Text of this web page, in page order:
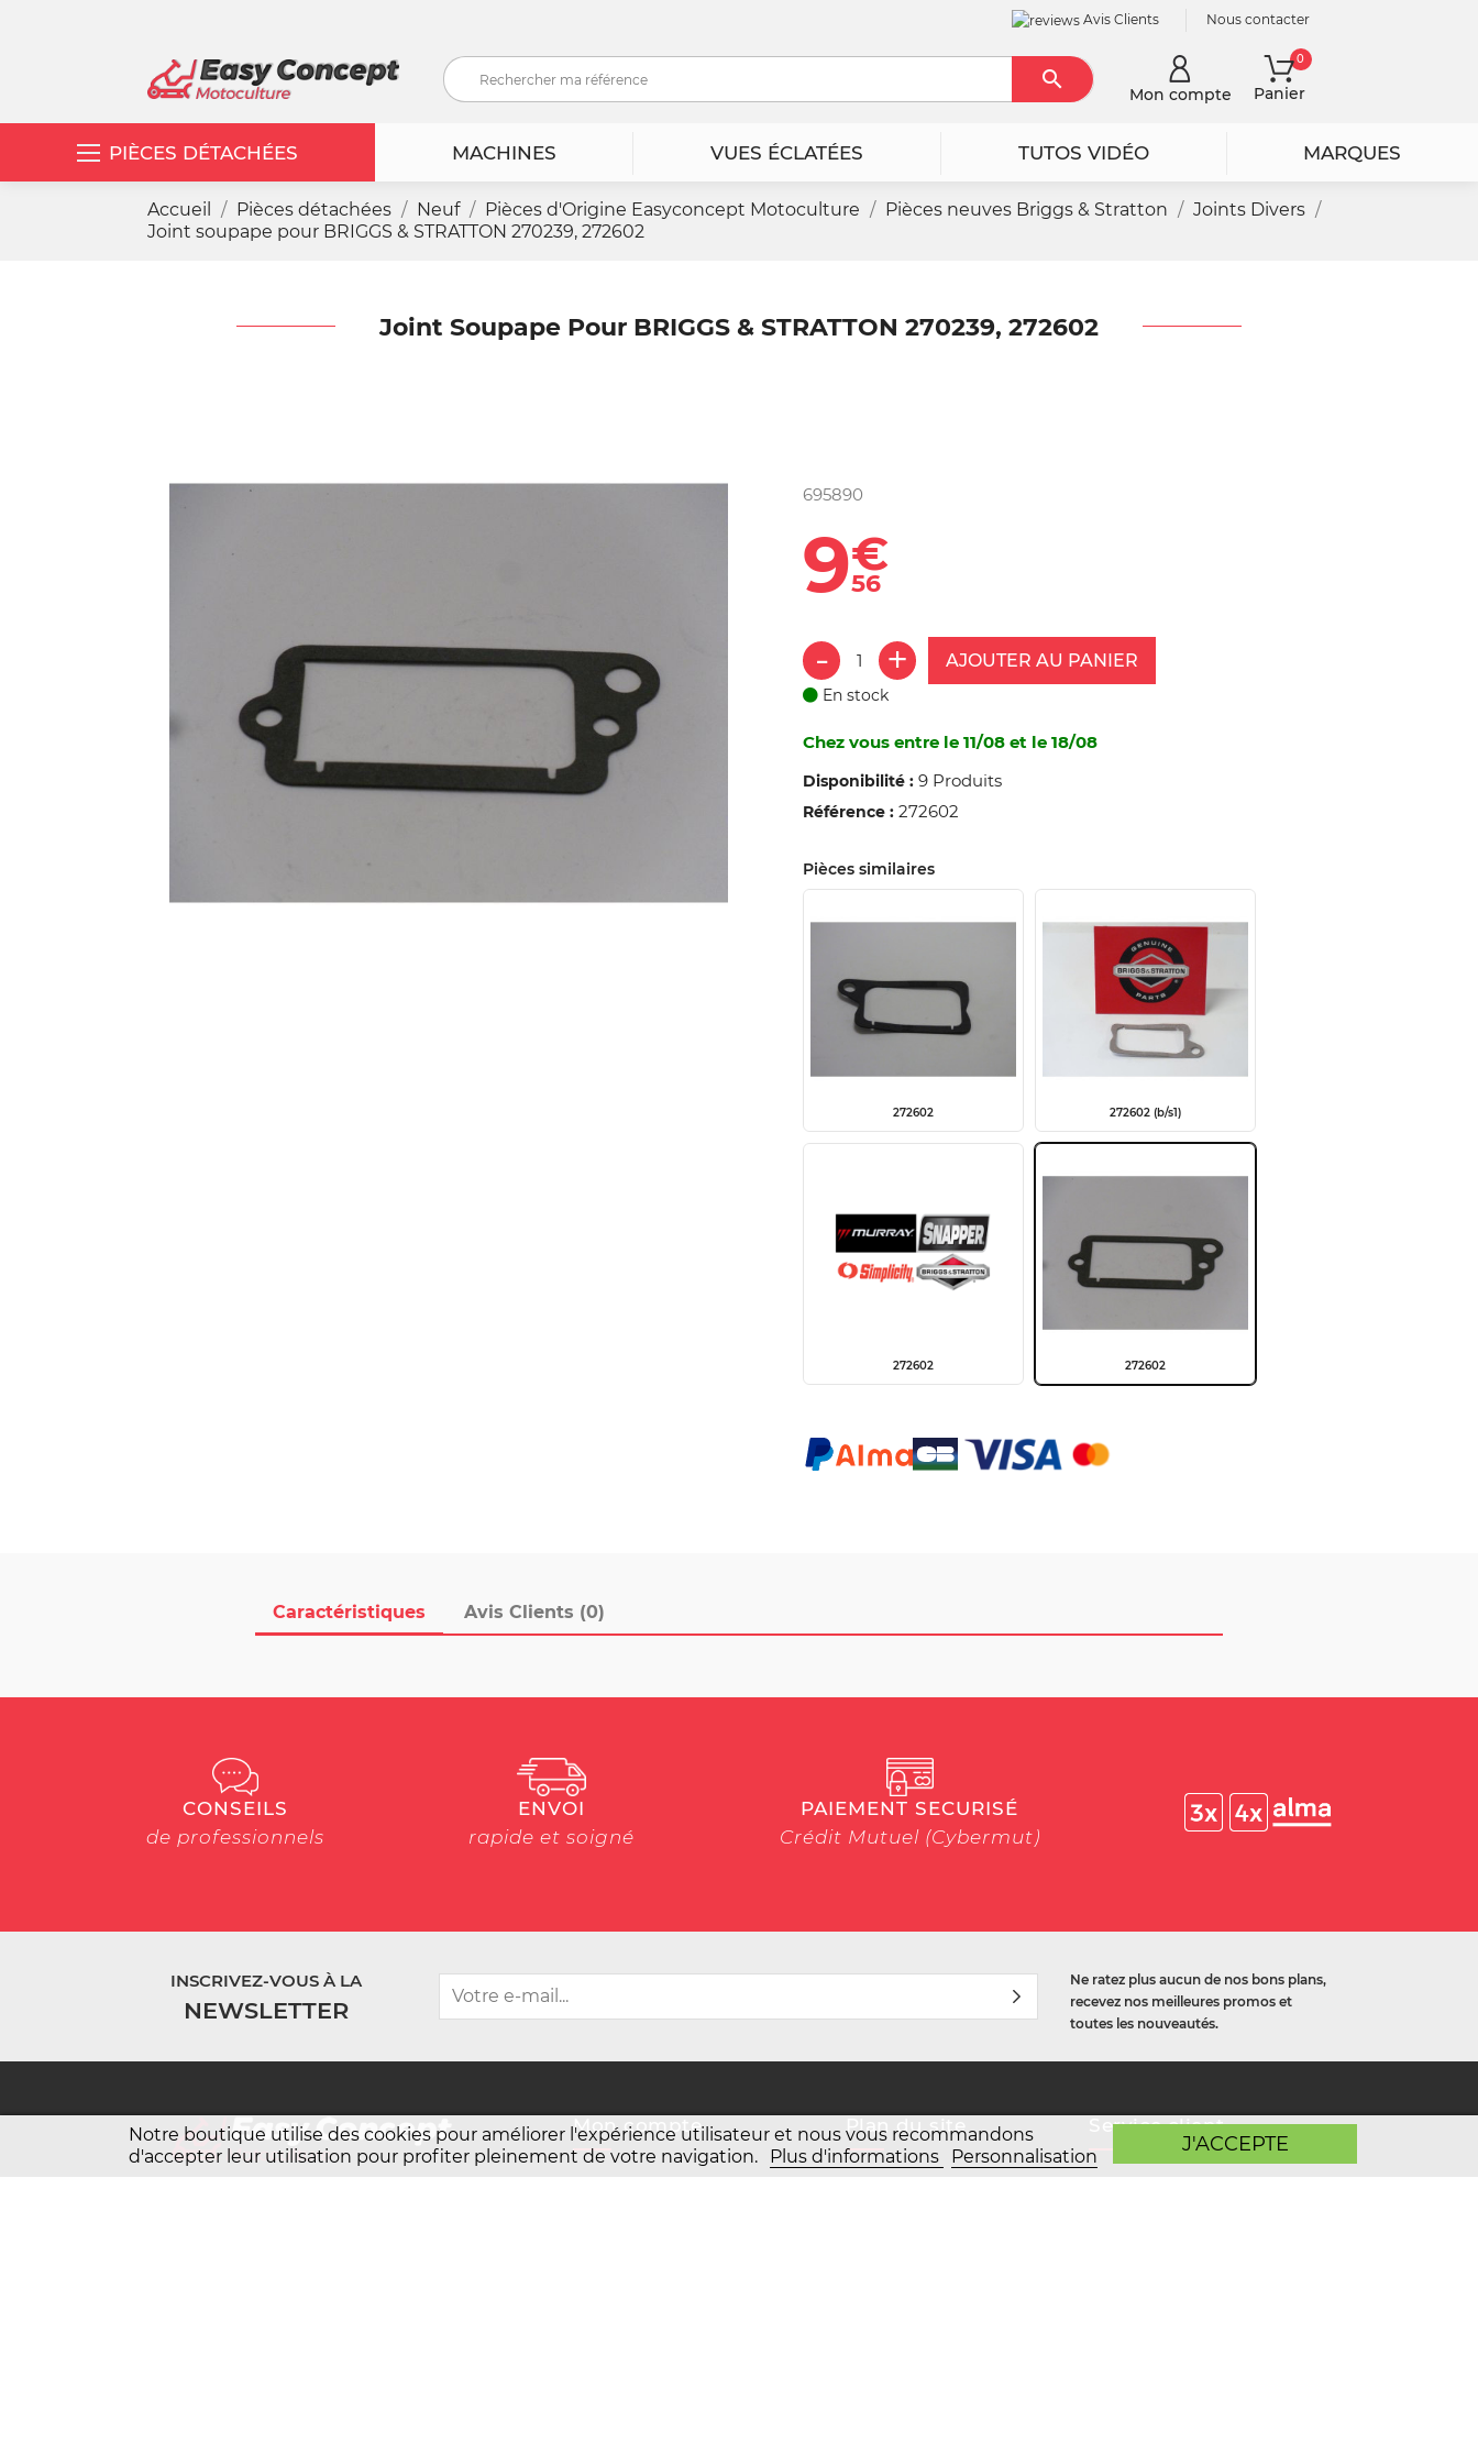
Notre boutique utilise des cookies pour améliorer l'expérience utilisateur et nous vous recommandons
d'accepter leur utilisation pour profiter pleinement de votre navigation.
Plus d'informations Personnalisation
J'ACCEPTE
Avis Clients Nous contacter
RechercherMon compte Panier
0
PIÈCES DÉTACHÉES MACHINES VUES ÉCLATÉES TUTOS VIDÉO MARQUES
Accueil Pièces détachées Neuf Pièces d'Origine Easyconcept Motoculture Pièces neuves Briggs & Stratton
Joints Divers
Joint soupape pour BRIGGS & STRATTON 270239, 272602
Joint Soupape Pour BRIGGS & STRATTON 270239, 272602
Caractéristiques Avis Clients (0)
695890
9€
56
AJOUTER AU PANIER
En stock
Chez vous entre le 11/08 et le 18/08
Disponibilité : 9 Produits
Référence : 272602
Pièces similaires
272602 272602 (b/s1)
272602 272602
CONSEILS
de professionnels
ENVOI
rapide et soigné
PAIEMENT SECURISÉ
Crédit Mutuel (Cybermut)
INSCRIVEZ-VOUS À LA
NEWSLETTER
Ne ratez plus aucun de nos bons plans,
recevez nos meilleures promos et
toutes les nouveautés.
Mon compte Plan du site Service client